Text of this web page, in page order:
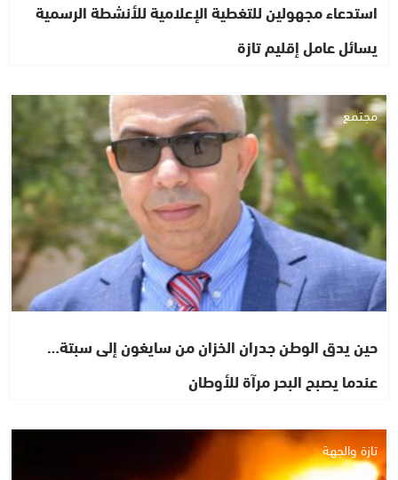
استدعاء مجهولين للتغطية الإعلامية للأنشطة الرسمية
يسائل عامل إقليم تازة
مجتمع
حين يدق الوطن جدران الخزان من سايغون إلى سبتة…
عندما يصبح البحر مرآة للأوطان
تازة والجهة